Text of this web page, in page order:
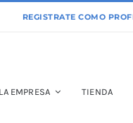
LA EMPRESA TIENDA